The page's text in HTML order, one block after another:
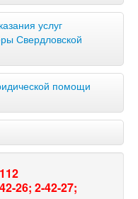
услуг
Свердловской
помощи
112
26; 2-42-27;